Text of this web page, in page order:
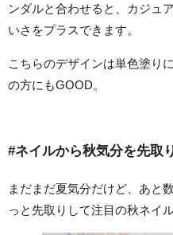
ンダルと合わせると、カジュ
いさをプラスできます。
こちらのデザインは単色塗り
の方にもGOOD。
#ネイルから秋気分を先取
まだまだ夏気分だけど、あと
っと先取りして注目の秋ネイ